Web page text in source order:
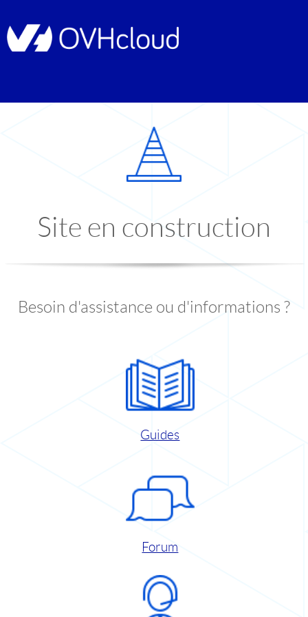
Site en construction
Besoin d'assistance ou d'informations ?
Guides
Forum